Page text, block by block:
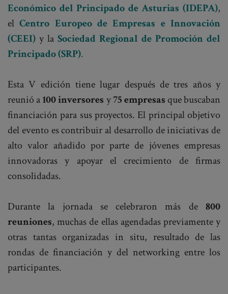
Económico del Principado de Asturias (IDEPA),
elCentro Europeo de Empresas e Innovación
(CEEI) y la Sociedad Regional de Promoción del
Principado (SRP).
Esta V edición tiene lugar después de tres años y
reunió a100 inversores y75 empresas que buscaban
financiación para sus proyectos. El principal objetivo
del evento es contribuir al desarrollo de iniciativas de
alto valor añadido por parte de jóvenes empresas
innovadoras y apoyar el crecimiento de firmas
consolidadas.
Durante la jornada se celebraron más de 800
reuniones, muchas de ellas agendadas previamente y
otras tantas organizadas in situ, resultado de las
rondas de financiación y del networking entre los
participantes.